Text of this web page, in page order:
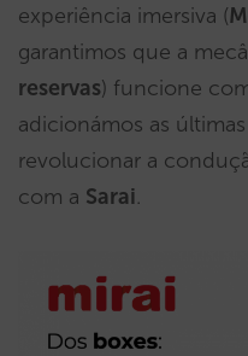
experiência imersiva (
garantimos que a
reservas) funcione
adicionámos as
revolucionar a
com a Sarai.